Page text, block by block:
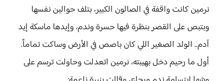
نرمين كانت واقفة في الصالون الكبير، بتلف حوالين نفسها
وبتبص على القصر بنظرة فيها حسرة وندم، وإيدها ماسكة إيد
آدم.. الولد الصغير اللي كان باصص في الأرض وساكت تماماً.
أول ما رحيم دخل بهيبته، نرمين اتعدلت وحاولت ترسم على